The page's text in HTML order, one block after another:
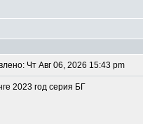
Чт Авг 06, 2026 15:43 pm
2023 год серия БГ